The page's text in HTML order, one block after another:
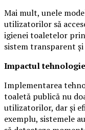
Mai mult, unele
utilizatorilor să
igienei toaletelor
sistem transparent
Impactul
Implementarea
toaletă publică nu
utilizatorilor, dar și
exemplu, sistemele